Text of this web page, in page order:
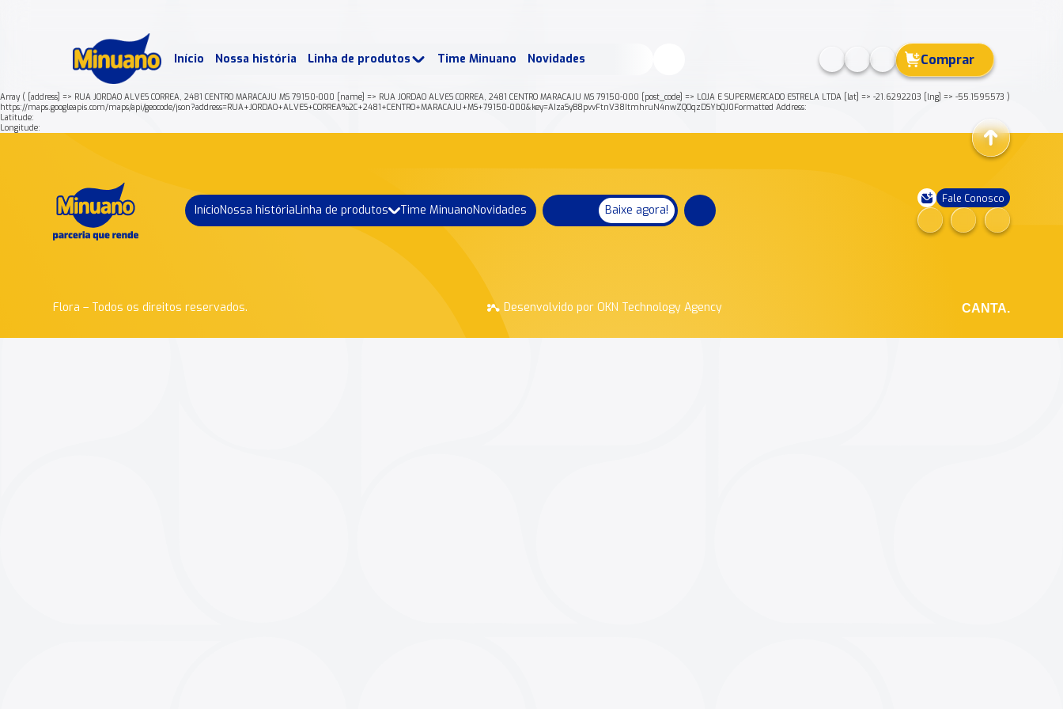
Início Nossa história Linha de produtos Time Minuano Novidades Comprar
Array ( [address] => RUA JORDAO ALVES CORREA, 2481 CENTRO MARACAJU MS 79150-000 [name] => RUA JORDAO ALVES CORREA, 2481 CENTRO MARACAJU MS 79150-000 [post_code] => LOJA E SUPERMERCADO ESTRELA LTDA [lat] => -21.6292203 [lng] => -55.1595573 )
https://maps.googleapis.com/maps/api/geocode/json?address=RUA+JORDAO+ALVES+CORREA%2C+2481+CENTRO+MARACAJU+MS+79150-000&key=AIzaSyB8pvvFtnV38ItmhruN4nwZQOqzDSYbQJ0Formatted Address:
Latitude:
Longitude:
InícioNossa históriaLinha de produtos Time MinuanoNovidades Baixe agora!
Fale Conosco
Flora – Todos os direitos reservados. Desenvolvido por OKN Technology Agency CANTA.